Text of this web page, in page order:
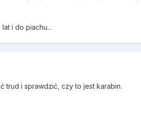
i do piachu...
trud i sprawdzić, czy to jest karabin.